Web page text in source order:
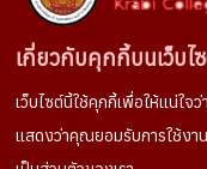
เกี่ยวกับคุกกี้บนเว็บไ
เว็บไซต์นี้ใช้คุกกี้เพื่อให้แน่ใจ
แสดงว่าคุณยอมรับการใช้งาน
100 หมู่ที่ 6 ตำบลห้วย
อำเภอเหนือคลอง จังหวั
ช่องทางการติดต่อ :
Tel. 075666022